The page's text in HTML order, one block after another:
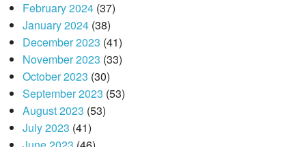
February 2024(37)
January 2024(38)
December 2023 (41)
November 2023 (33)
October 2023 (30)
September 2023 (53)
August 2023 (53)
July 2023 (41)